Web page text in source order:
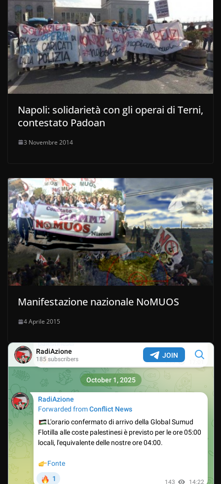
Napoli: solidarietà con gli operai di Terni,
contestato Padoan
3 Novembre 2014
Manifestazione nazionale NoMUOS
4 Aprile 2015